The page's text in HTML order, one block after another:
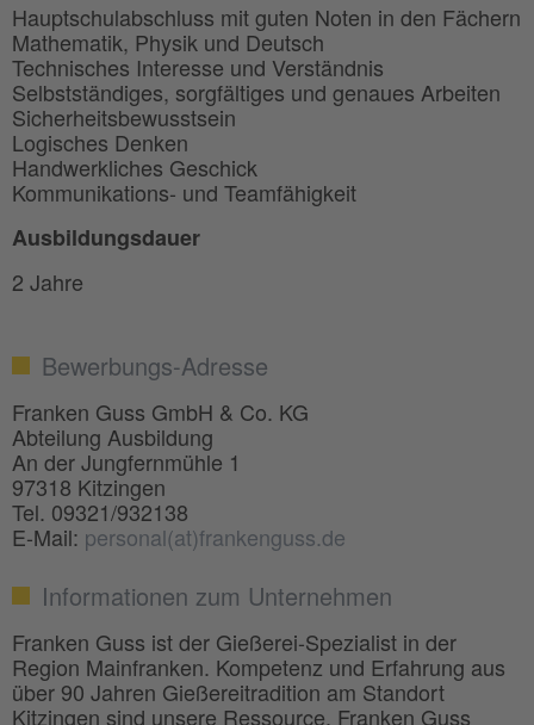
Hauptschulabschluss mit guten Noten in den Fächern
Mathematik, Physik und Deutsch
Technisches Interesse und Verständnis
Selbstständiges, sorgfältiges und genaues Arbeiten
Sicherheitsbewusstsein
Logisches Denken
Handwerkliches Geschick
Kommunikations- und Teamfähigkeit
Ausbildungsdauer
2 Jahre
Bewerbungs-Adresse
Franken Guss GmbH & Co. KG
Abteilung Ausbildung
An der Jungfernmühle 1
97318 Kitzingen
Tel. 09321/932138
E-Mail: personal(at)frankenguss.de
Informationen zum Unternehmen
Franken Guss ist der Gießerei-Spezialist in der
Region Mainfranken. Kompetenz und Erfahrung aus
über 90 Jahren Gießereitradition am Standort
Kitzingen sind unsere Ressource. Franken Guss